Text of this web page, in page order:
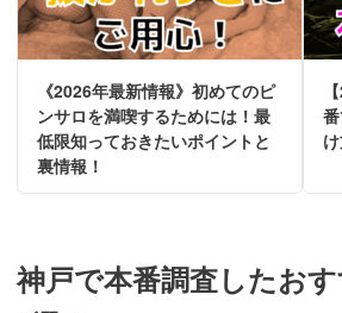
《2026年最新情報》初めてのピ
ンサロを満喫するためには！最
低限知っておきたいポイントと
裏情報！
神戸で本番調査したお